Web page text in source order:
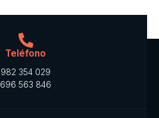
Teléfono
982 354 029
696 563 846